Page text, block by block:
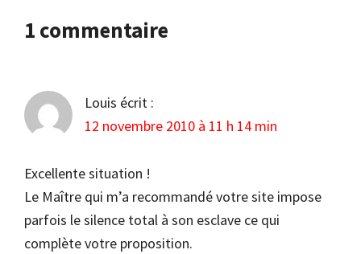
Interactions
du
1 commentaire
Louis écrit :
12 novembre 2010 à 11 h 14 min
Excellente situation !
Le Maître qui m’a recommandé votre site impose
parfois le silence total à son esclave ce qui
complète votre proposition.